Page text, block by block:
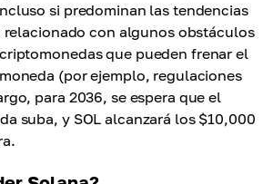
si predominan las tendencias
relacionado con algunos obstáculos
que pueden frenar el
(por ejemplo, regulaciones
para 2036, se espera que el
suba, y SOL alcanzará los $10,000